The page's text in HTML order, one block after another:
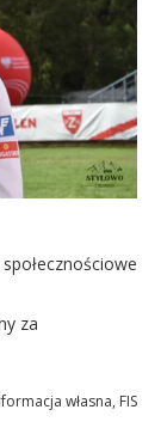
za
własna, FIS